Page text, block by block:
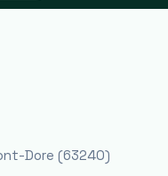
Dore (63240)